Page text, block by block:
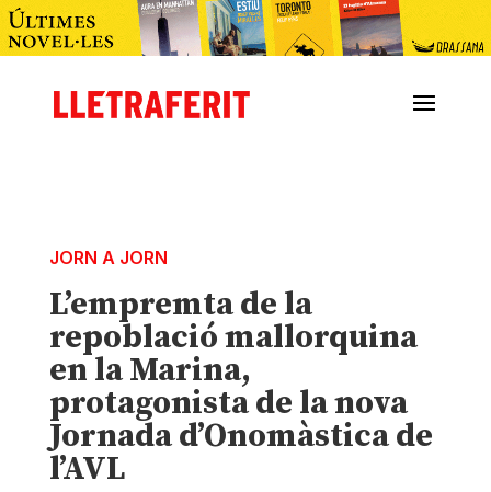
JORN A JORN
L’empremta de la
repoblació mallorquina
en la Marina,
protagonista de la nova
Jornada d’Onomàstica de
l’AVL